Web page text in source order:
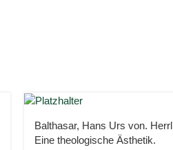
Balthasar, Hans Urs von.
Eine theologische Ästhetik.